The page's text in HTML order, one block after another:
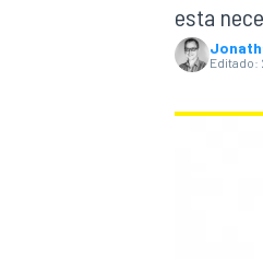
esta
Editado: